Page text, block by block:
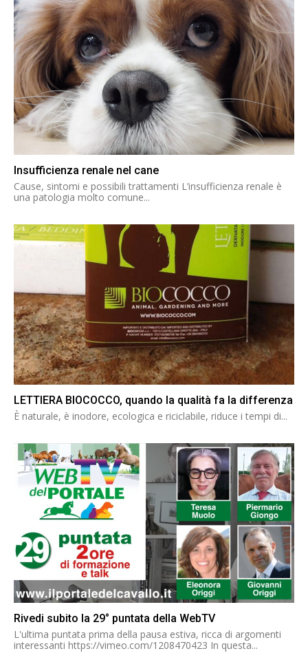
Insufficienza renale nel cane
Cause, sintomi e possibili trattamenti L’insufficienza renale è
una patologia molto comune...
LETTIERA BIOCOCCO, quando la qualità fa la differenza
È naturale, è inodore, ecologica e riciclabile, riduce i tempi di...
Rivedi subito la 29° puntata della WebTV
L'ultima puntata prima della pausa estiva, ricca di argomenti
interessanti https://vimeo.com/1208470423 In questa...